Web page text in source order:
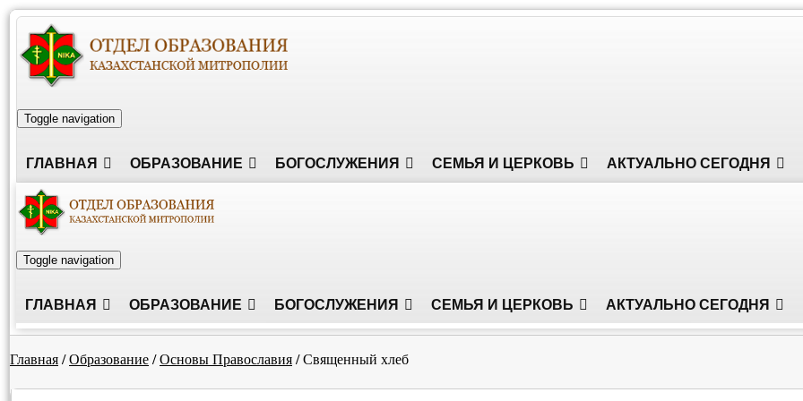
Toggle navigation
ГЛАВНАЯ ОБРАЗОВАНИЕ БОГОСЛУЖЕНИЯ СЕМЬЯ И ЦЕРКОВЬ АКТУАЛЬНО СЕГОДНЯ
Toggle navigation
ГЛАВНАЯ ОБРАЗОВАНИЕ БОГОСЛУЖЕНИЯ СЕМЬЯ И ЦЕРКОВЬ АКТУАЛЬНО СЕГОДНЯ
Главная/Образование/Основы Православия/Священный хлеб